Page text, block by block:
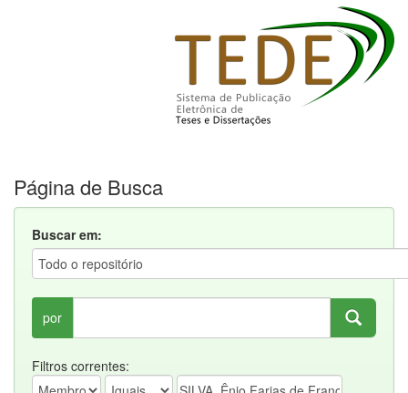
Página de Busca
Buscar em:
por
Filtros correntes: